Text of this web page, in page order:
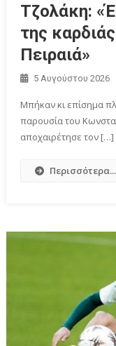
Τζολάκη:
της
Πειραιά»
5 Αυγούστου 2026
Μπήκαν κι επίσημα
παρουσία του
αποχαιρέτησε τον […]
Περισσότερα...